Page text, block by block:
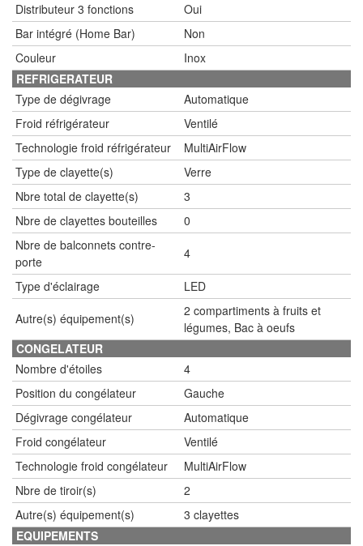
Distributeur 3 fonctions
Oui
Bar intégré (Home Bar)
Non
Couleur
Inox
REFRIGERATEUR
Type de dégivrage
Automatique
Froid réfrigérateur
Ventilé
Technologie froid réfrigérateur
MultiAirFlow
Type de clayette(s)
Verre
Nbre total de clayette(s)
3
Nbre de clayettes bouteilles
0
Nbre de balconnets contre-
porte
4
Type d'éclairage
LED
Autre(s) équipement(s)
2 compartiments à fruits et
légumes, Bac à oeufs
CONGELATEUR
Nombre d'étoiles
4
Position du congélateur
Gauche
Dégivrage congélateur
Automatique
Froid congélateur
Ventilé
Technologie froid congélateur
MultiAirFlow
Nbre de tiroir(s)
2
Autre(s) équipement(s)
3 clayettes
EQUIPEMENTS